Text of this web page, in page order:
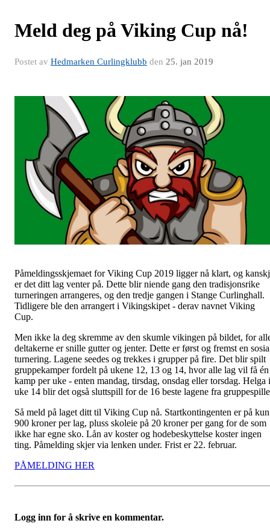
Meld deg på Viking Cup nå!
Postet av Hedmarken Curlingklubb den 25. jan 2019
Påmeldingsskjemaet for Viking Cup 2019 ligger nå klart, og
er det ditt lag venter på. Dette blir niende gang den tradisjonsrike
turneringen arrangeres, og den tredje gangen i Stange Curlinghall.
Tidligere ble den arrangert i Vikingskipet - derav navnet Viking
Cup.
Men ikke la deg skremme av den skumle vikingen på bildet, for
deltakerne er snille gutter og jenter. Dette er først og fremst en
turnering. Lagene seedes og trekkes i grupper på fire. Det blir spilt
gruppekamper fordelt på ukene 12, 13 og 14, hvor alle lag vil få én
kamp per uke - enten mandag, tirsdag, onsdag eller torsdag. Helga i
uke 14 blir det også sluttspill for de 16 beste lagene fra
Så meld på laget ditt til Viking Cup nå. Startkontingenten er på kun
900 kroner per lag, pluss skoleie på 20 kroner per gang for de som
ikke har egne sko. Lån av koster og hodebeskyttelse koster ingen
ting. Påmelding skjer via lenken under. Frist er 22. februar.
PÅMELDING HER
Logg inn for å skrive en kommentar.